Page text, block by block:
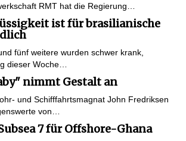
RMT hat die Regierung…
ist für brasilianische
fünf weitere wurden schwer krank,
dieser Woche…
nimmt Gestalt an
und Schifffahrtsmagnat John Fredriksen
von…
7 für Offshore-Ghana